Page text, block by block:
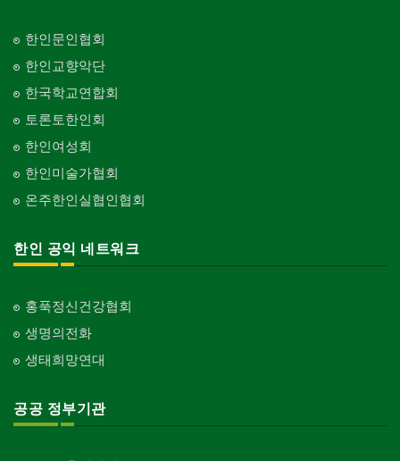
한인문인협회
한인교향악단
한국학교연합회
토론토한인회
한인여성회
한인미술가협회
온주한인실협인협회
한인 공익 네트워크
홍푹정신건강협회
생명의전화
생태희망연대
공공 정부기관